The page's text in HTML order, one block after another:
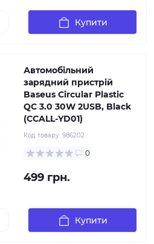
Купити
Автомобільний
зарядний пристрій
Baseus Circular Plastic
QC 3.0 30W 2USB, Black
(CCALL-YD01)
Код товару: 986202
0
499 грн.
Купити